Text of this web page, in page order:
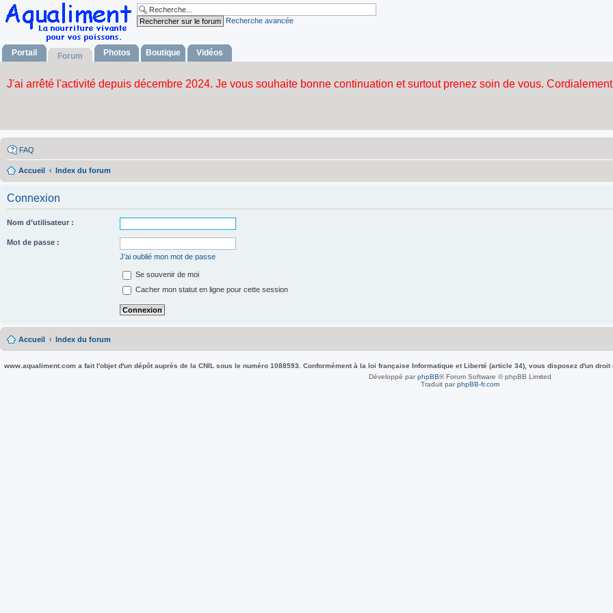
Recherche avancée
Portail Forum Photos Boutique Vidéos
FAQ
Accueil Index du forum
Connexion
Nom d’utilisateur :
Mot de passe :
J’ai oublié mon mot de passe
Se souvenir de moi
Cacher mon statut en ligne pour cette session
Accueil Index du forum
www.aqualiment.com a fait l'objet d'un dépôt auprès de la CNIL sous le numéro 1088593. Conformément à la loi française Informatique et Liberté (article 34), vous disposez d'un
Développé parphpBB® Forum Software © phpBB Limited
Traduit parphpBB-fr.com